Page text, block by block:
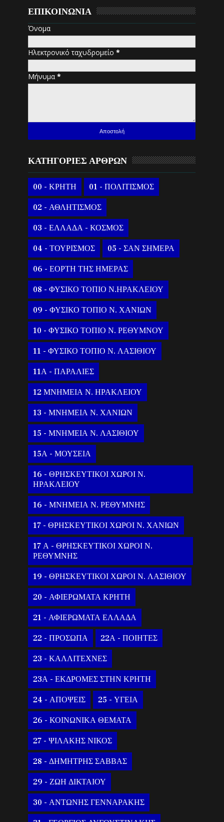
ΕΠΙΚΟΙΝΩΝΙΑ
Όνομα
Ηλεκτρονικό ταχυδρομείο*
Μήνυμα*
ΚΑΤΗΓΟΡΙΕΣ ΑΡΘΡΩΝ
00 - ΚΡΗΤΗ 01 - ΠΟΛΙΤΙΣΜΟΣ
02 - ΑΘΛΗΤΙΣΜΟΣ
03 - ΕΛΛΑΔΑ - ΚΟΣΜΟΣ
04 - ΤΟΥΡΙΣΜΟΣ 05 - ΣΑΝ ΣΗΜΕΡΑ
06 - ΕΟΡΤΗ ΤΗΣ ΗΜΕΡΑΣ
08 - ΦΥΣΙΚΟ ΤΟΠΙΟ Ν.ΗΡΑΚΛΕΙΟΥ
09 - ΦΥΣΙΚΟ ΤΟΠΙΟ Ν. ΧΑΝΙΩΝ
10 - ΦΥΣΙΚΟ ΤΟΠΙΟ Ν. ΡΕΘΥΜΝΟΥ
11 - ΦΥΣΙΚΟ ΤΟΠΙΟ Ν. ΛΑΣΙΘΙΟΥ
11Α - ΠΑΡΑΛΙΕΣ
12 ΜΝΗΜΕΙΑ Ν. ΗΡΑΚΛΕΙΟΥ
13 - ΜΝΗΜΕΙΑ Ν. ΧΑΝΙΩΝ
15 - ΜΝΗΜΕΙΑ Ν. ΛΑΣΙΘΙΟΥ
15Α - ΜΟΥΣΕΙΑ
16 - ΘΡΗΣΚΕΥΤΙΚΟΙ ΧΩΡΟΙ Ν.
ΗΡΑΚΛΕΙΟΥ
16 - ΜΝΗΜΕΙΑ Ν. ΡΕΘΥΜΝΗΣ
17 - ΘΡΗΣΚΕΥΤΙΚΟΙ ΧΩΡΟΙ Ν. ΧΑΝΙΩΝ
17 Α - ΘΡΗΣΚΕΥΤΙΚΟΙ ΧΩΡΟΙ Ν.
ΡΕΘΥΜΝΗΣ
19 - ΘΡΗΣΚΕΥΤΙΚΟΙ ΧΩΡΟΙ Ν. ΛΑΣΙΘΙΟΥ
20 - ΑΦΙΕΡΩΜΑΤΑ ΚΡΗΤΗ
21 - ΑΦΙΕΡΩΜΑΤΑ ΕΛΛΑΔΑ
22 - ΠΡΟΣΩΠΑ 22Α - ΠΟΙΗΤΕΣ
23 - ΚΑΛΛΙΤΕΧΝΕΣ
23Α - ΕΚΔΡΟΜΕΣ ΣΤΗΝ ΚΡΗΤΗ
24 - ΑΠΟΨΕΙΣ 25 - ΥΓΕΙΑ
26 - ΚΟΙΝΩΝΙΚΑ ΘΕΜΑΤΑ
27 - ΨΙΛΑΚΗΣ ΝΙΚΟΣ
28 - ΔΗΜΗΤΡΗΣ ΣΑΒΒΑΣ
29 - ΖΩΗ ΔΙΚΤΑΙΟΥ
30 - ΑΝΤΩΝΗΣ ΓΕΝΝΑΡΑΚΗΣ